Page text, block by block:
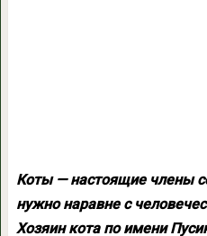
Коты — настоящие члены
нужно наравне с
Хозяин кота по имени